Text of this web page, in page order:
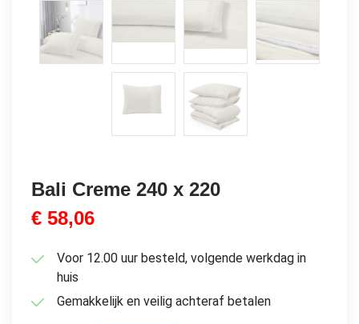
Bali Creme 240 x 220
€ 58,06
Voor 12.00 uur besteld, volgende werkdag in
huis
Gemakkelijk en veilig achteraf betalen